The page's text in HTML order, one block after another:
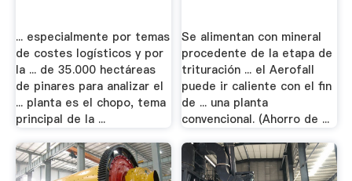
... especialmente por temas
de costes logísticos y por
la ... de 35.000 hectáreas
de pinares para analizar el
... planta es el chopo, tema
principal de la ...
Se alimentan con mineral
procedente de la etapa de
trituración ... el Aerofall
puede ir caliente con el fin
de ... una planta
convencional. (Ahorro de ...